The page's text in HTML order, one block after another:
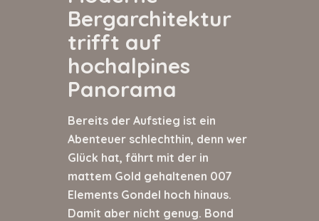
Bergarchitektur
trifft auf
hochalpines
Panorama
Bereits der Aufstieg ist ein
Abenteuer schlechthin, denn wer
Glück hat, fährt mit der in
mattem Gold gehaltenen 007
Elements Gondel hoch hinaus.
Damit aber nicht genug. Bond